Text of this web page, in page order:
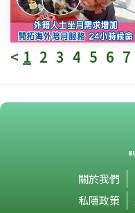
< 1 2 3 4 5 6 7
關於我們
私隱政策